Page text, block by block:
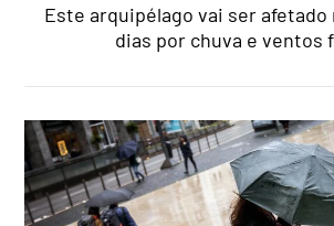
Este arquipélago vai ser
dias por chuva e ventos